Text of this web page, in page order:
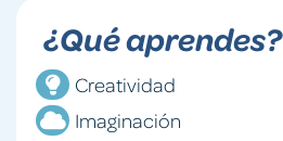
¿Qué aprendes?
Creatividad
Imaginación